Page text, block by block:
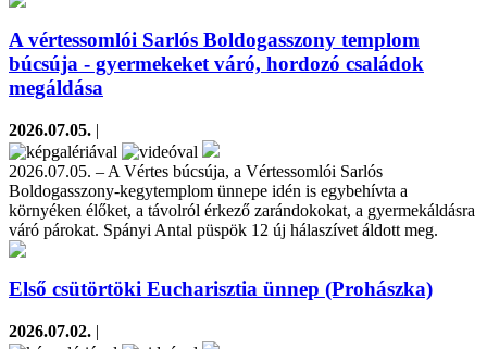
A vértessomlói Sarlós Boldogasszony templom
búcsúja - gyermekeket váró, hordozó családok
megáldása
2026.07.05. |
2026.07.05. – A Vértes búcsúja, a Vértessomlói Sarlós
Boldogasszony-kegytemplom ünnepe idén is egybehívta a
környéken élőket, a távolról érkező zarándokokat, a gyermekáldásra
váró párokat. Spányi Antal püspök 12 új hálaszívet áldott meg.
Első csütörtöki Eucharisztia ünnep (Prohászka)
2026.07.02. |